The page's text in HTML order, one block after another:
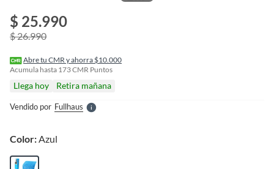
$ 25.990
$ 26.990
Abre tu CMR y ahorra $10.000
Acumula hasta 173CMR Puntos
Llega hoy Retira mañana
Vendido por FullhausS
l
e
r
Color:Azul